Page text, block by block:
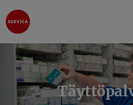
Hyppää sisältöön